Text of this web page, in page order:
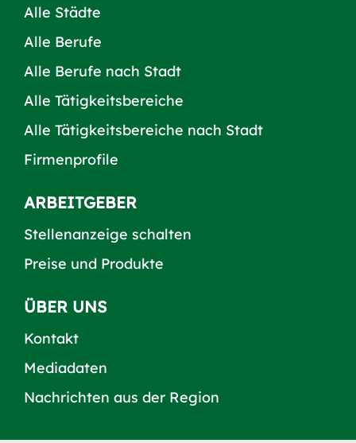
Alle Städte
Alle Berufe
Alle Berufe nach Stadt
Alle Tätigkeitsbereiche
Alle Tätigkeitsbereiche nach Stadt
Firmenprofile
ARBEITGEBER
Stellenanzeige schalten
Preise und Produkte
ÜBER UNS
Kontakt
Mediadaten
Nachrichten aus der Region